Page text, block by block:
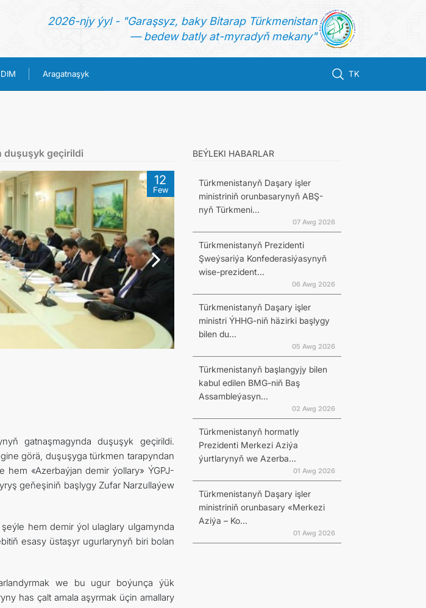
2026-njy ýyl - "Garaşsyz, baky Bitarap Türkmenistan
— bedew batly at-myradyň mekany"
DIM Aragatnaşyk TK
HYZMATLARY
DIM
duşuşyk geçirildi
12
Few
gatnaşmagynda duşuşyk geçirildi.
görä, duşuşyga türkmen tarapyndan
hem «Azerbaýjan demir ýollary» ÝGPJ-
geňeşiniň başlygy Zufar Narzullaýew
hem demir ýol ulaglary ulgamynda
esasy üstaşyr ugurlarynyň biri bolan
we bu ugur boýunça ýük
has çalt amala aşyrmak üçin amallary
BEÝLEKI HABARLAR
Türkmenistanyň Daşary işler
ministriniň orunbasarynyň ABŞ-
nyň Türkmeni...
07 Awg 2026
Türkmenistanyň Prezidenti
Şweýsariýa Konfederasiýasynyň
wise-prezident...
06 Awg 2026
Türkmenistanyň Daşary işler
ministri ÝHHG-niň häzirki başlygy
bilen du...
05 Awg 2026
Türkmenistanyň başlangyjy bilen
kabul edilen BMG-niň Baş
Assambleýasyn...
02 Awg 2026
Türkmenistanyň hormatly
Prezidenti Merkezi Aziýa
ýurtlarynyň we Azerba...
01 Awg 2026
Türkmenistanyň Daşary işler
ministriniň orunbasary «Merkezi
Aziýa – Ko...
01 Awg 2026